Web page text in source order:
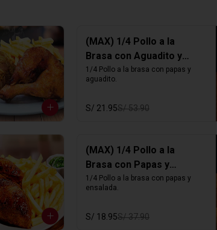
(MAX) 1/4 Pollo a la
Brasa con Aguadito y
Papas fritas
1/4 Pollo a la brasa con papas y
aguadito.
S/ 21.95S/ 53.90
(MAX) 1/4 Pollo a la
Brasa con Papas y
Ensalada
1/4 Pollo a la brasa con papas y
ensalada.
S/ 18.95S/ 37.90